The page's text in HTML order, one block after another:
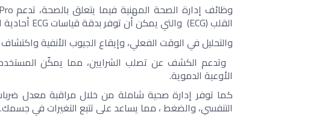
القلب (ECG)  والتي يمكن أن توفر بدقة قياسات ECG أحادية الرصاص.
والتحليل في الوقت الفعلي، وإيقاع الجيوب الأنفية
الأوعية الدموية.
التنفسي، والضغط ، مما يساعد على تتبع التغيرات في جسمك.